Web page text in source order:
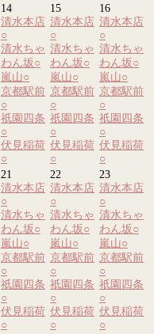
14
清水本店
○
清水ちゃ
わん坂○
嵐山○
京都駅前
○
祇園四条
○
伏見稲荷
○
15
清水本店
○
清水ちゃ
わん坂○
嵐山○
京都駅前
○
祇園四条
○
伏見稲荷
○
16
清水本店
○
清水ちゃ
わん坂○
嵐山○
京都駅前
○
祇園四条
○
伏見稲荷
○
21
清水本店
○
清水ちゃ
わん坂○
嵐山○
京都駅前
○
祇園四条
○
伏見稲荷
○
22
清水本店
○
清水ちゃ
わん坂○
嵐山○
京都駅前
○
祇園四条
○
伏見稲荷
○
23
清水本店
○
清水ちゃ
わん坂○
嵐山○
京都駅前
○
祇園四条
○
伏見稲荷
○